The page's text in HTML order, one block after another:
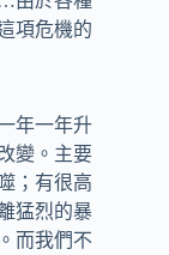
項危機的
年一年升
變。主要
；有很高
猛烈的暴
而我們不